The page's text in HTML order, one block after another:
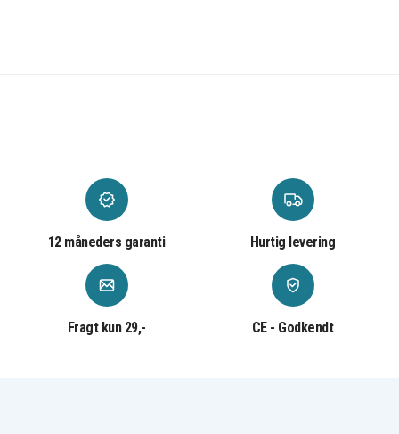
at reparere din iPhone-skærm eller udskifte batteriet i
din Samsung Galaxy kan du forlænge enhedens levetid.
bruge.
Høretelefoner til dine behov
Vi har et bredt udvalg af høretelefoner som AirPods,
Galaxy Buds og mange prisvenlige alternativer. Uanset
12 måneders garanti Hurtig levering
Fragt kun 29,- CE - Godkendt